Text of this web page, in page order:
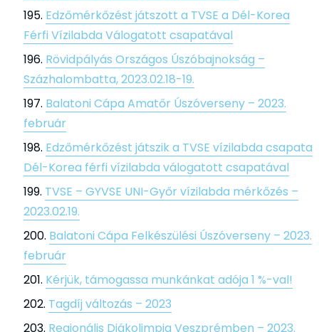
Edzőmérkőzést játszott a TVSE a Dél-Korea
Férfi Vízilabda Válogatott csapatával
Rövidpályás Országos Úszóbajnokság –
Százhalombatta, 2023.02.18-19.
Balatoni Cápa Amatőr Úszóverseny – 2023.
február
Edzőmérkőzést játszik a TVSE vízilabda csapata
Dél-Korea férfi vízilabda válogatott csapatával
TVSE – GYVSE UNI-Győr vízilabda mérkőzés –
2023.02.19.
Balatoni Cápa Felkészülési Úszóverseny – 2023.
február
Kérjük, támogassa munkánkat adója 1 %-val!
Tagdíj változás – 2023
Regionális Diákolimpia Veszprémben – 2023.